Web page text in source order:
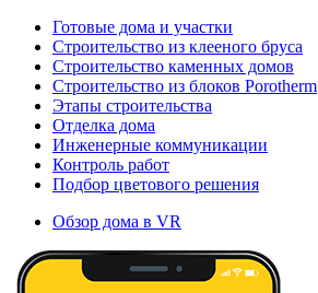
Готовые дома и участки
Строительство из клееного бруса
Строительство каменных домов
Строительство из блоков Porotherm
Этапы строительства
Отделка дома
Инженерные коммуникации
Контроль работ
Подбор цветового решения
Обзор дома в VR